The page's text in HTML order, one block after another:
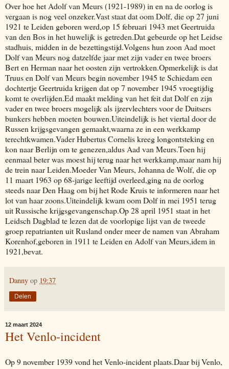
Over hoe het Adolf van Meurs (1921-1989) in en na de oorlog is
vergaan is nog veel onzeker.Vast staat dat oom Dolf, die op 27 juni
1921 te Leiden geboren werd,op 15 februari 1943 met Geertruida
van den Bos in het huwelijk is getreden.Dat gebeurde op het Leidse
stadhuis, midden in de bezettingstijd.Volgens hun zoon Aad moet
Dolf van Meurs nog datzelfde jaar met zijn vader en twee broers
Bert en Herman naar het oosten zijn vertrokken.Opmerkelijk is dat
Truus en Dolf van Meurs begin november 1945 te Schiedam een
dochtertje Geertruida krijgen dat op 7 november 1945 vroegtijdig
komt te overlijden.Ed maakt melding van het feit dat Dolf en zijn
vader en twee broers mogelijk als ijzervlechters voor de Duitsers
bunkers hebben moeten bouwen.Uiteindelijk is het viertal door de
Russen krijgsgevangen gemaakt,waarna ze in een werkkamp
terechtkwamen.Vader Hubertus Cornelis kreeg longontsteking en
kon naar Berlijn om te genezen,aldus Aad van Meurs.Toen hij
eenmaal beter was moest hij terug naar het werkkamp,maar nam hij
de trein naar Leiden.Moeder Van Meurs, Johanna de Wolf, die op
11 maart 1963 op 68-jarige leeftijd overleed,ging na de oorlog
steeds naar Den Haag om bij het Rode Kruis te informeren naar het
lot van haar zoons.Uiteindelijk kwam oom Dolf in mei 1951 terug
uit Russische krijgsgevangenschap.Op 28 april 1951 staat in het
Leidsch Dagblad te lezen dat de voorlopige lijst van de tweede
groep repatrianten uit Rusland onder meer de namen van Abraham
Korenhof,geboren in 1911 te Leiden en Adolf van Meurs,idem in
1921,bevat.
Danny op 19:37
Delen
12 maart 2024
Het Venlo-incident
Op 9 november 1939 vond het Venlo-incident plaats.Daar bij Venlo,